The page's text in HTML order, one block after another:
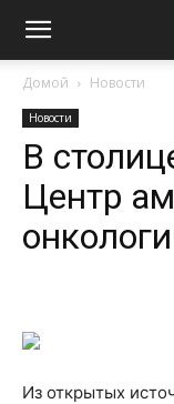
Домой Новости
Новости
В
Центр
Из открытых